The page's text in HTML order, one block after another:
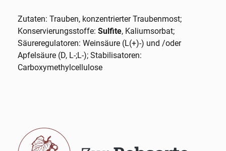
Zutaten: Trauben, konzentrierter Traubenmost;
Konservierungsstoffe: Sulfite, Kaliumsorbat;
Säureregulatoren: Weinsäure (L(+)-) und /oder
Apfelsäure (D, L-;L-); Stabilisatoren:
Carboxymethylcellulose